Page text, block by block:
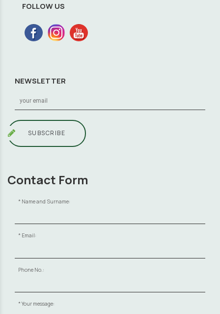
FOLLOW US
NEWSLETTER
SUBSCRIBE
Contact Form
Name and Surname:
Email:
Phone No.:
Your message: